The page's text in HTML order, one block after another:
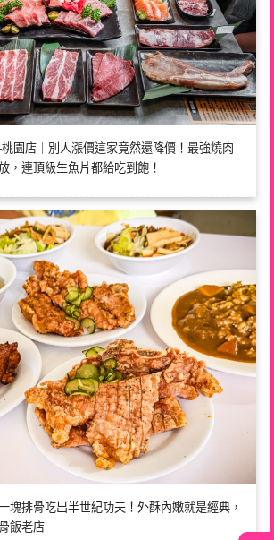
園店｜別人漲價這家竟然還降價！最強燒肉
，連頂級生魚片都給吃到飽！
塊排骨吃出半世紀功夫！外酥內嫩就是經典，
飯老店